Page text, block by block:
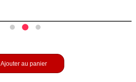
Ajouter au panier